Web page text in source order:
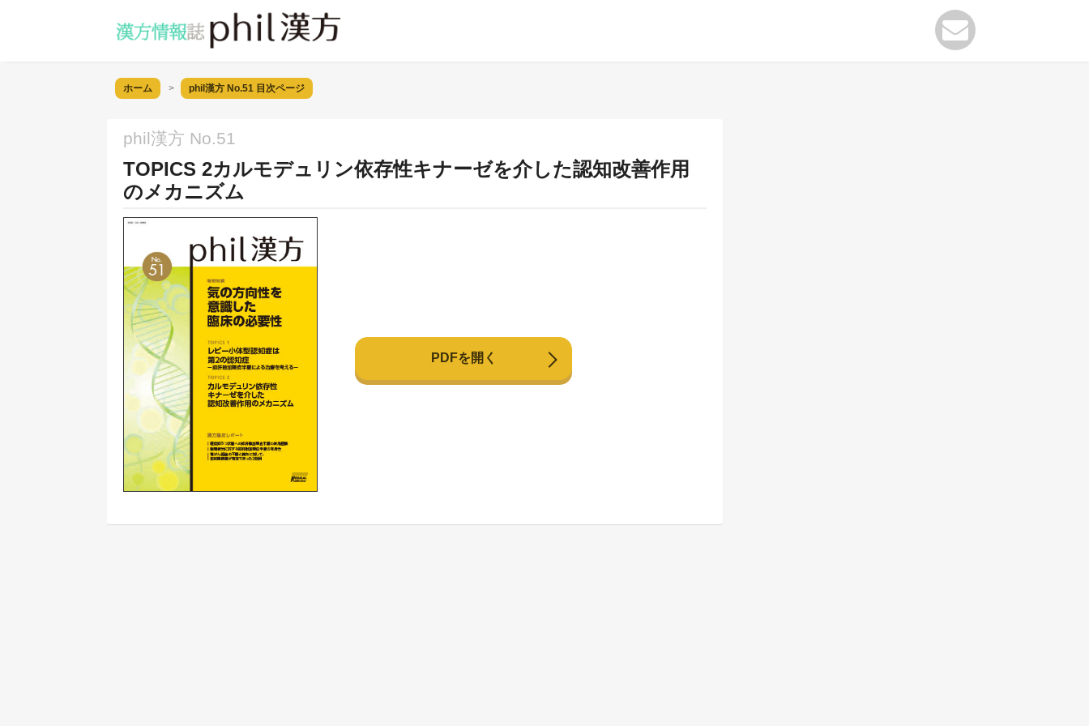
ホーム phil漢方 No.51 目次ページ
phil漢方 No.51
TOPICS 2カルモデュリン依存性キナーゼを介した認知改善作用
のメカニズム
PDFを開く